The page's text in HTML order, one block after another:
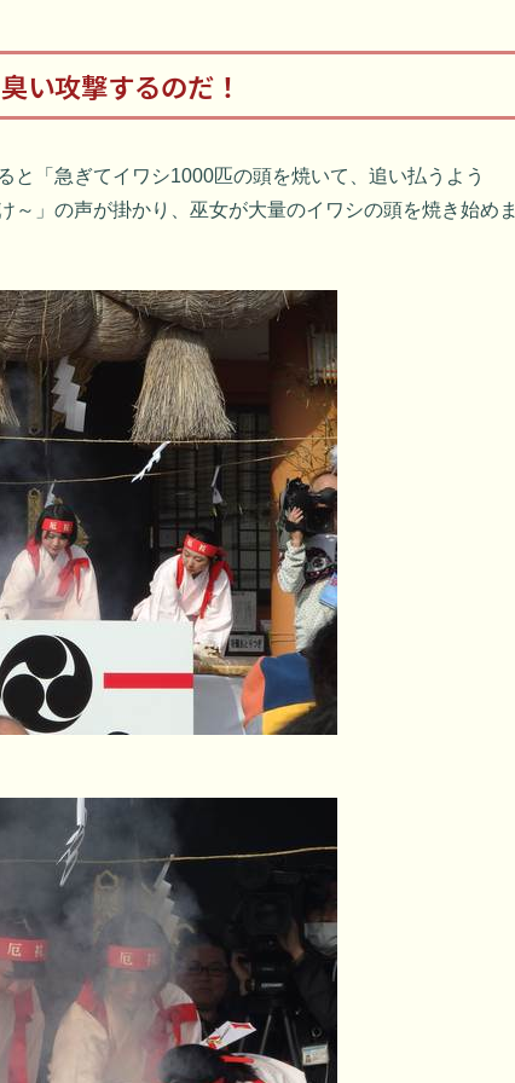
い攻撃するのだ！
と「急ぎてイワシ1000匹の頭を焼いて、追い払うよう
～」の声が掛かり、巫女が大量のイワシの頭を焼き始めま